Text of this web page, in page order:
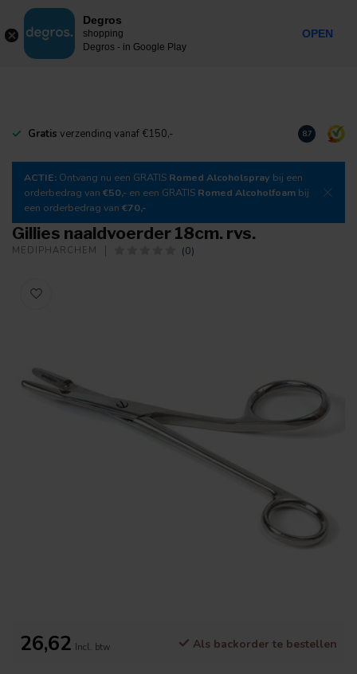
MENU
Gratis verzending vanaf €150,- Download
8.7
ACTIE: Ontvang nu een GRATIS Romed Alcoholspray bij een
orderbedrag van €50,- en een GRATIS Romed Alcoholfoam bij
een orderbedrag van €70,-
Gillies naaldvoerder 18cm. rvs.
MEDIPHARCHEM (0)
26,62 Incl. btw Als backorder te bestellen
Degros
shopping
Degros - in Google Play
OPEN